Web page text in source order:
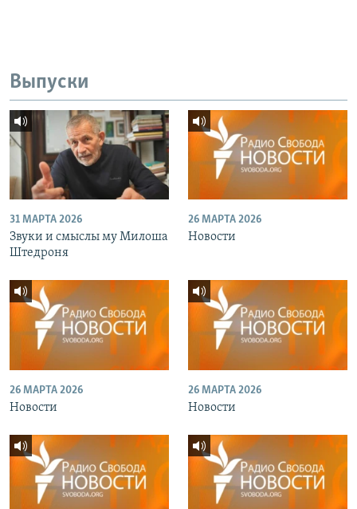
Выпуски
31 МАРТА 2026
Звуки и смыслы му Милоша
Штедроня
26 МАРТА 2026
Новости
26 МАРТА 2026
Новости
26 МАРТА 2026
Новости